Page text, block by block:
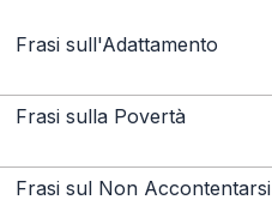
Frasi sull'Adattamento
Frasi sulla Povertà
Frasi sul Non Accontentarsi